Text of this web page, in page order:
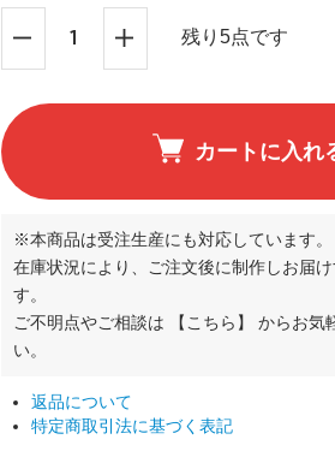
残り5点です
カートに入れ
※本商品は受注生産にも対応しています。
在庫状況により、ご注文後に制作しお届
す。
ご不明点やご相談は
【こちら】
からお気
い。
返品について
特定商取引法に基づく表記